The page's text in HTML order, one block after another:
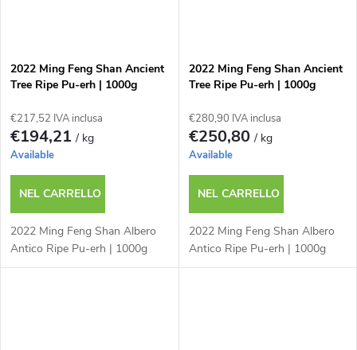
2022 Ming Feng Shan Ancient
Tree Ripe Pu-erh | 1000g
€217,52 IVA inclusa
€194,21/ kg
Available
NEL CARRELLO
2022 Ming Feng Shan Albero
Antico Ripe Pu-erh | 1000g
2022 Ming Feng Shan Ancient
Tree Ripe Pu-erh | 1000g
€280,90 IVA inclusa
€250,80/ kg
Available
NEL CARRELLO
2022 Ming Feng Shan Albero
Antico Ripe Pu-erh | 1000g